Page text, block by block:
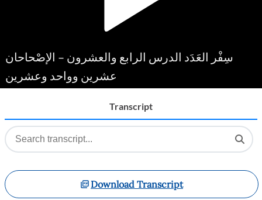
سِفْر العَدَد الدرس الرابع والعشرون – الإصْحاحان
عشرين وواحد وعشرين
Transcript
Download Transcript